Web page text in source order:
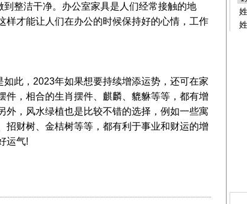
整洁干净。办公室家具是人们经常接触的地
样才能让人们在办公的时候保持好的心情，工作
此，2023年如果想要持续增添运势，还可在家
件，相合的生肖摆件、麒麟、貔貅等等，都有增
外，风水绿植也是比较不错的选择，例如一些寓
招财树、金桔树等等，都有利于事业和财运的增
运气!
姓
姓